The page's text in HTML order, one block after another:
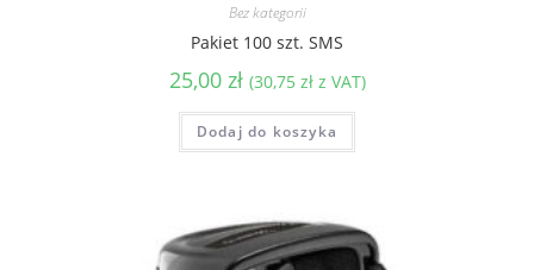
Bez kategorii
Pakiet 100 szt. SMS
25,00 zł (30,75 złz VAT)
Dodaj do koszyka